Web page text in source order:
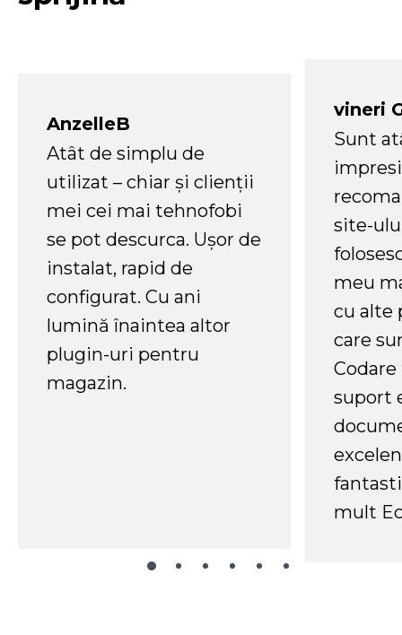
AnzelleB
Atât de simplu de
utilizat – chiar și clienții
mei cei mai tehnofobi
se pot descurca. Ușor de
instalat, rapid de
configurat. Cu ani
lumină înaintea altor
plugin-uri pentru
magazin.
vineri
Sunt
site-
meu
cu alte
care
suport
mult